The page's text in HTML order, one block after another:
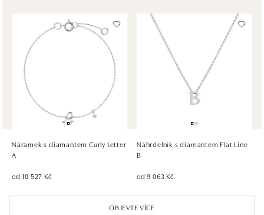
HALADA OC Avion, Bratislava
Ivanská cesta 16, 821 04 Bratislava
dnes otevřeno od 10:00
HALADA OC Eurovea, Bratislava
Pribinova 8, 811 09 Bratislava
dnes otevřeno od 10:00
OBJEVTE VÍCE
Náramek s diamantem Curly Letter
A
od 10 527 Kč
Náhrdelník s diamantem Flat Line
B
od 9 063 Kč